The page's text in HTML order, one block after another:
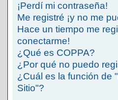
¡Perdí mi contraseña!
Me registré ¡y no me
Hace un tiempo me
conectarme!
¿Qué es COPPA?
¿Por qué no puedo
¿Cuál es la función de
Sitio"?